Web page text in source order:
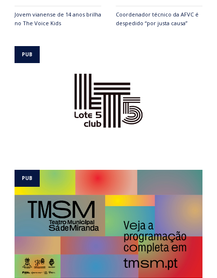
Jovem vianense de 14 anos brilha
no The Voice Kids
Coordenador técnico da AFVC é
despedido “por justa causa”